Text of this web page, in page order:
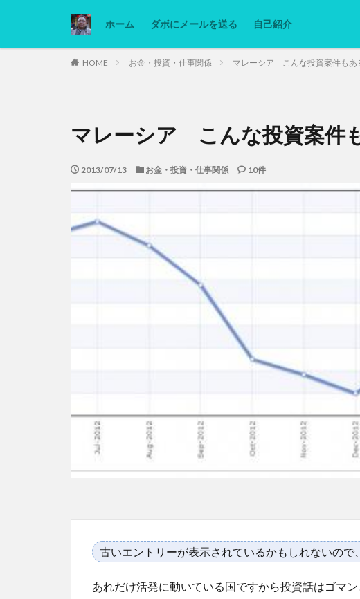
ホーム ダボにメールを送る 自己紹介
HOME お金・投資・仕事関係 マレーシア こんな投資案件もあ
マレーシア こんな投資案件
2013/07/13 お金・投資・仕事関係 10件
古いエントリーが表示されているかもしれないので
あれだけ活発に動いている国ですから投資話はゴマ
カテゴリー
Ninjatrader PC グ